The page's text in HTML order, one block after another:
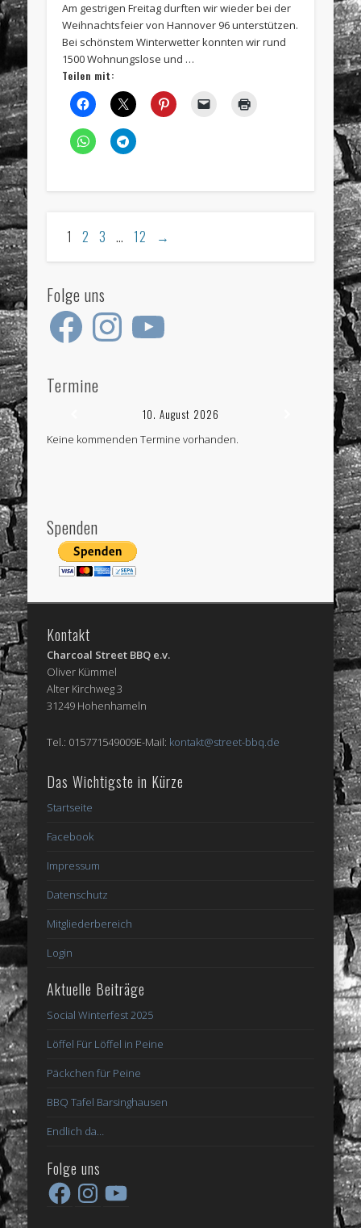
Am gestrigen Freitag durften wir wieder bei der
Weihnachtsfeier von Hannover 96 unterstützen.
Bei schönstem Winterwetter konnten wir rund
1500 Wohnungslose und …
Teilen mit:
1 2 3 … 12 →
Folge uns
Facebook Instagram
Termine
10. August 2026
Keine kommenden Termine vorhanden.
Spenden
Kontakt
Charcoal Street BBQ e.v.
Oliver Kümmel
Alter Kirchweg 3
31249 Hohenhameln
Tel.: 015771549009E-Mail: kontakt@street-bbq.de
Das Wichtigste in Kürze
Startseite
Facebook
Impressum
Datenschutz
Mitgliederbereich
Login
Aktuelle Beiträge
Social Winterfest 2025
Löffel Für Löffel in Peine
Päckchen für Peine
BBQ Tafel Barsinghausen
Endlich da…
Folge uns
FacebookInstagramYouTube